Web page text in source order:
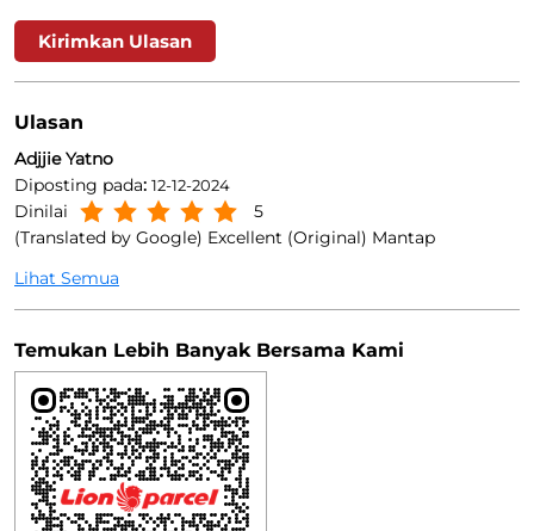
Kirimkan Ulasan
Ulasan
Adjjie Yatno
Diposting pada: 12-12-2024
Dinilai
5
(Translated by Google) Excellent (Original) Mantap
Lihat Semua
Temukan Lebih Banyak Bersama Kami